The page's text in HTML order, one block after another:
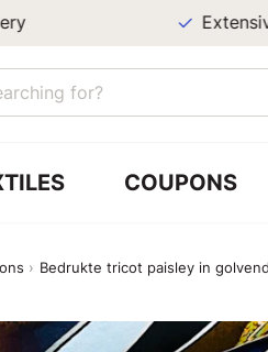
COUPONS
Bedrukte tricot paisley in